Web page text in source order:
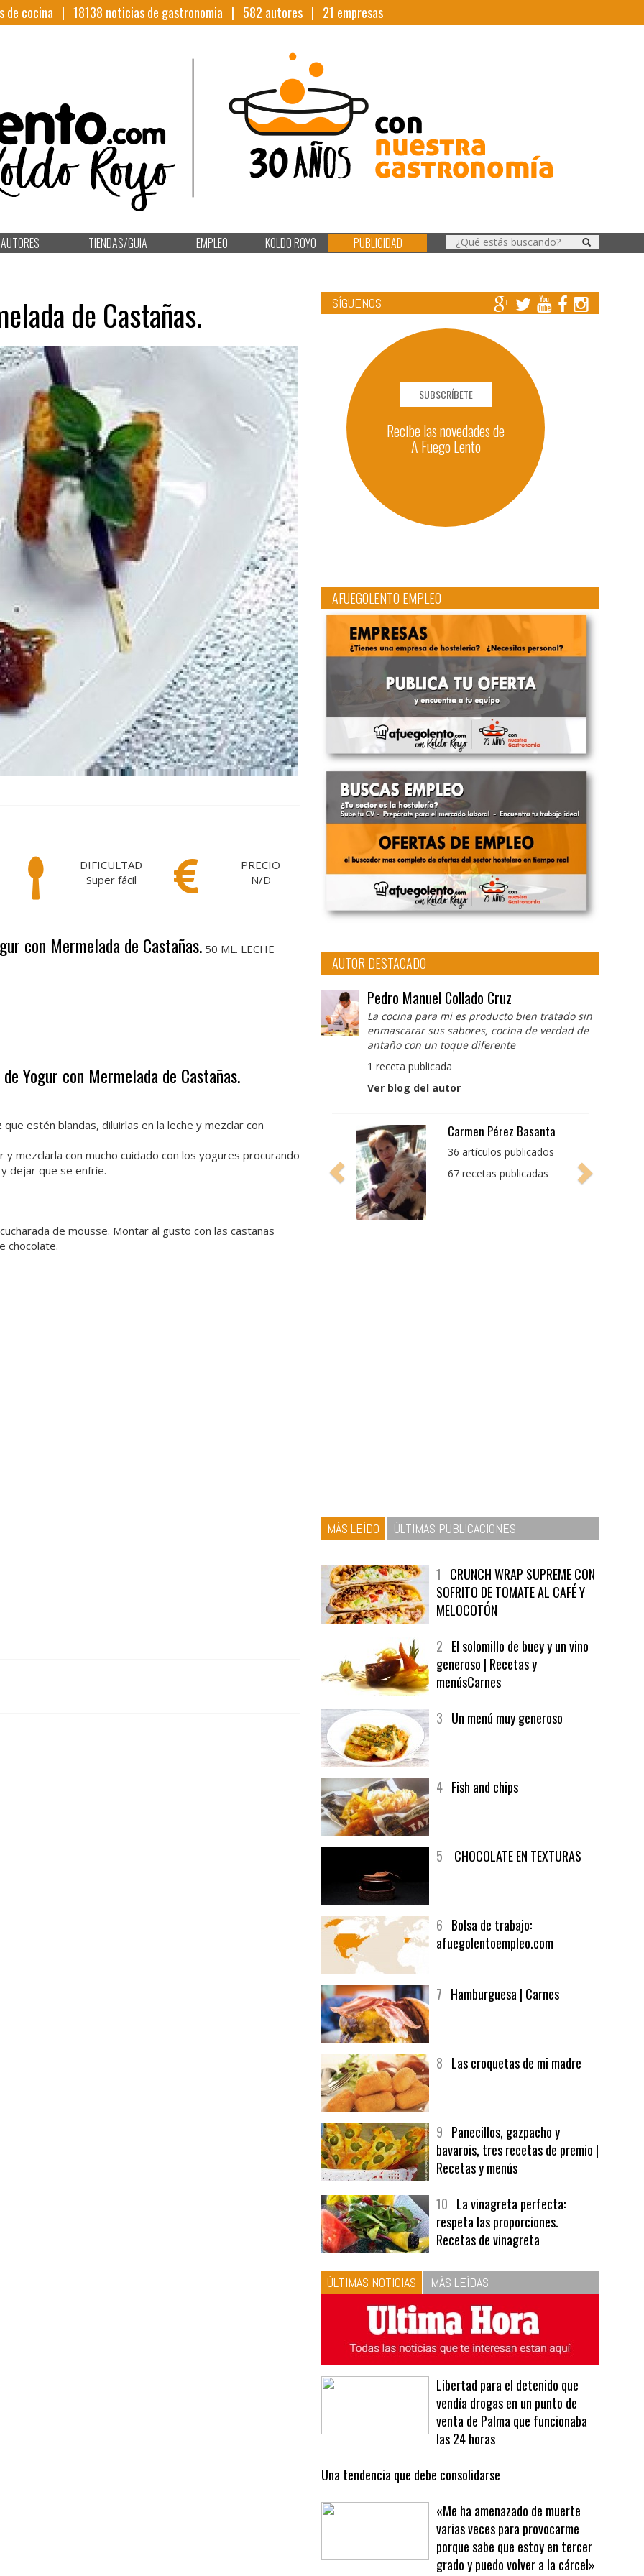
de cocina | 18138 noticias de gastronomia | 582 autores | 21 empresas
AUTORES TIENDAS/GUIA EMPLEO KOLDO ROYO PUBLICIDAD
de Castañas.
DIFICULTAD
Super fácil
PRECIO
N/D
con Mermelada de Castañas. 50 ML. LECHE
Yogur con Mermelada de Castañas.
estén blandas, diluirlas en la leche y mezclar con
mezclarla con mucho cuidado con los yogures procurando
dejar que se enfríe.
de mousse. Montar al gusto con las castañas
chocolate.
SÍGUENOS
SUBSCRÍBETE
Recibe las novedades de
A Fuego Lento
AFUEGOLENTO EMPLEO
AUTOR DESTACADO
Pedro Manuel Collado Cruz
La cocina para mi es producto bien tratado sin
enmascarar sus sabores, cocina de verdad de
antaño con un toque diferente
1 receta publicada
Ver blog del autor
Pedro Manuel Collado
Cruz
producto bien tratado
MÁS LEÍDO ÚLTIMAS PUBLICACIONES
SOFRITO DE TOMATE AL CAFÉ Y
MELOCOTÓN
generoso | Recetas y
afuegolentoempleo.com
bavarois, tres recetas de premio |
Recetas y menús
respeta las proporciones.
Recetas de vinagreta
ÚLTIMAS NOTICIAS MÁS LEÍDAS
Libertad para el detenido que
venta de Palma que funcionaba
Una tendencia que debe consolidarse
«Me ha amenazado de muerte